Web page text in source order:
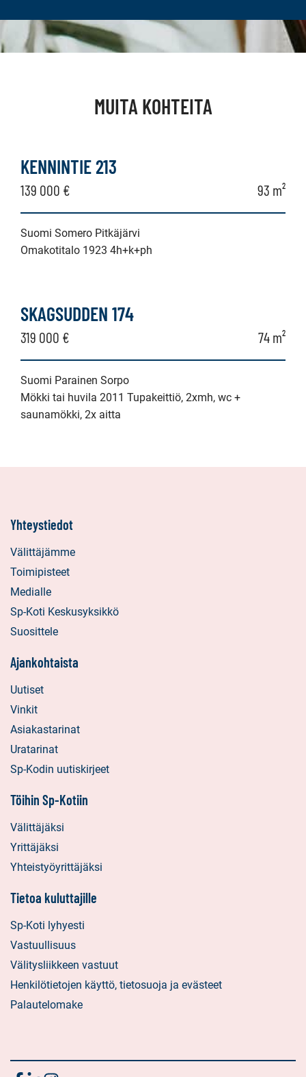
MUITA KOHTEITA
KENNINTIE 213
139 000 € 93 m²
Suomi Somero Pitkäjärvi
Omakotitalo 1923 4h+k+ph
SKAGSUDDEN 174
319 000 € 74 m²
Suomi Parainen Sorpo
Mökki tai huvila 2011 Tupakeittiö, 2xmh, wc +
saunamökki, 2x aitta
Yhteystiedot
Välittäjämme
Toimipisteet
Medialle
Sp-Koti Keskusyksikkö
Suosittele
Ajankohtaista
Uutiset
Vinkit
Asiakastarinat
Uratarinat
Sp-Kodin uutiskirjeet
Töihin Sp-Kotiin
Välittäjäksi
Yrittäjäksi
Yhteistyöyrittäjäksi
Tietoa kuluttajille
Sp-Koti lyhyesti
Vastuullisuus
Välitysliikkeen vastuut
Henkilötietojen käyttö, tietosuoja ja evästeet
Palautelomake